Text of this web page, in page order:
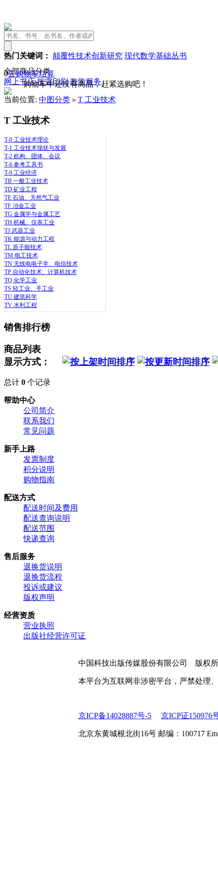
热门关键词： 颠覆性技术创新研究 现代数学基础丛书
0去购物车结算
购物车中还没有商品，赶紧选购吧！
全部商品分类
网上书店按需印刷 教学服务
当前位置: 中图分类 > T 工业技术
T 工业技术
T-0 工业技术理论
T-1 工业技术现状与发展
T-2 机构、团体、会议
T-6 参考工具书
T-9 工业经济
TB 一般工业技术
TD 矿业工程
TE 石油、天然气工业
TF 冶金工业
TG 金属学与金属工艺
TH 机械、仪表工业
TJ 武器工业
TK 能源与动力工程
TL 原子能技术
TM 电工技术
TN 无线电电子学、电信技术
TP 自动化技术、计算机技术
TQ 化学工业
TS 轻工业、手工业
TU 建筑科学
TV 水利工程
销售排行榜
商品列表
显示方式：
总计 0 个记录
帮助中心
公司简介
联系我们
常见问题
新手上路
发票制度
积分说明
购物指南
配送方式
配送时间及费用
配送查询说明
配送范围
快递查询
售后服务
退换货说明
退换货流程
投诉或建议
版权声明
经营资质
营业执照
出版社经营许可证
中国科技出版传媒股份有限公司 版权
本平台为互联网非涉密平台，严禁处理
京ICP备14028887号-5 京ICP证150976
北京东黄城根北街16号 邮编：100717